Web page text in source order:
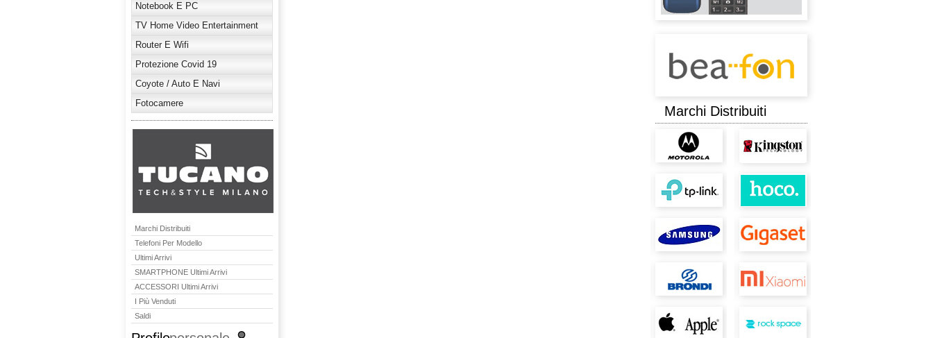
Notebook E PC
TV Home Video Entertainment
Router E Wifi
Protezione Covid 19
Coyote / Auto E Navi
Fotocamere
Marchi Distribuiti
Telefoni Per Modello
Ultimi Arrivi
SMARTPHONE Ultimi Arrivi
ACCESSORI Ultimi Arrivi
I Più Venduti
Saldi
Marchi Distribuiti